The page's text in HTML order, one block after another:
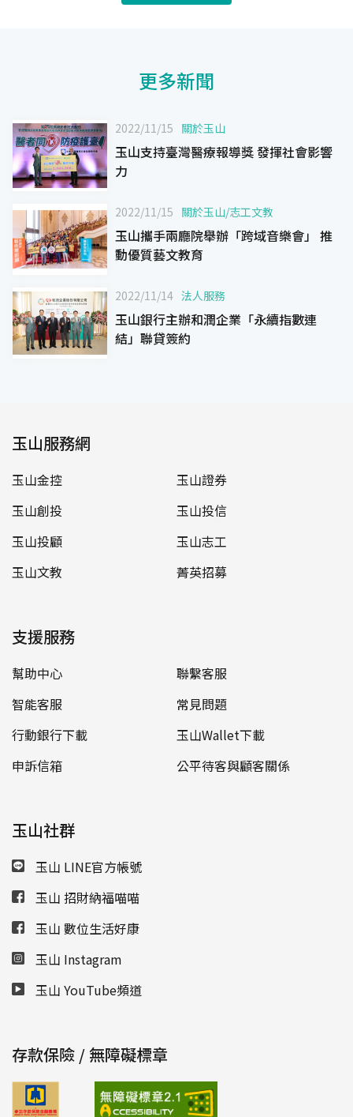
更多新聞
2022/11/15 關於玉山
玉山支持臺灣醫療報導獎 發揮社會影響
力
2022/11/15 關於玉山/志工文教
玉山攜手兩廳院舉辦「跨域音樂會」 推
動優質藝文教育
2022/11/14 法人服務
玉山銀行主辦和潤企業「永續指數連
結」聯貸簽約
玉山服務網
玉山金控
玉山證券
玉山創投
玉山投信
玉山投顧
玉山志工
玉山文教
菁英招募
支援服務
幫助中心
聯繫客服
智能客服
常見問題
行動銀行下載
玉山Wallet下載
申訴信箱
公平待客與顧客關係
玉山社群
玉山 LINE官方帳號
玉山 招財納福喵喵
玉山 數位生活好康
玉山 Instagram
玉山 YouTube頻道
存款保險 / 無障礙標章